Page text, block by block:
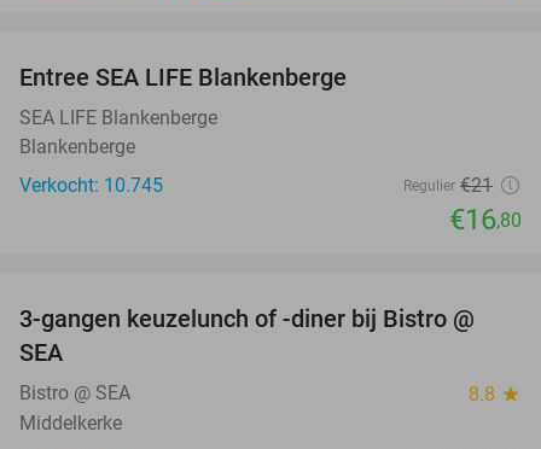
Entree SEA LIFE Blankenberge
SEA LIFE Blankenberge
Blankenberge
Verkocht: 10.745
Regulier €21
€16,80
36%
3-gangen keuzelunch of -diner bij Bistro @
SEA
Bistro @ SEA 8.8 star
Middelkerke